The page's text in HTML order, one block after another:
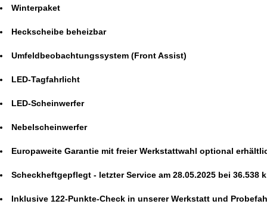
Winterpaket
Heckscheibe beheizbar
Umfeldbeobachtungssystem (Front Assist)
LED-Tagfahrlicht
LED-Scheinwerfer
Nebelscheinwerfer
Europaweite Garantie mit freier Werkstattwahl optional
Scheckheftgepflegt - letzter Service am 28.05.2025 bei 36.538
Inklusive 122-Punkte-Check in unserer Werkstatt und